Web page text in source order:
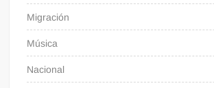
Migración
Música
Nacional